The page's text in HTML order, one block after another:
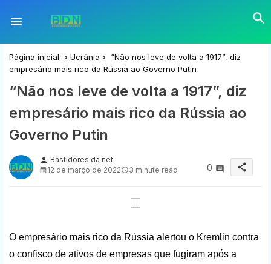
Página inicial Ucrânia
“Não nos leve de volta a 1917”, diz
empresário mais rico da Rússia ao Governo Putin
“Não nos leve de volta a 1917”, diz
empresário mais rico da Rússia ao
Governo Putin
person Bastidores da net
12 de março de 2022
3 minute read 0 share
O ​​empresário mais rico da Rússia alertou o Kremlin contra
o confisco de ativos de empresas que fugiram após a